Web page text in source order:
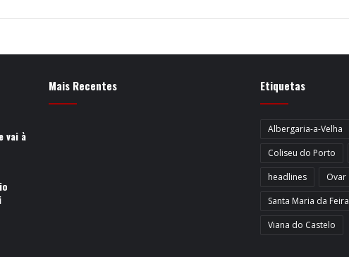
vai à
Mais Recentes Etiquetas
Albergaria-a-Velha
Coliseu do Porto
headlines
Ovar
Santa Maria da Feira
Viana do Castelo